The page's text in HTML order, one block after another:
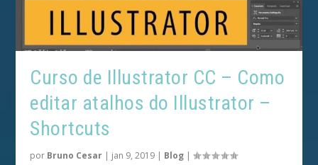
Curso de Illustrator CC – Como
editar atalhos do Illustrator –
Shortcuts
por Bruno Cesar | jan 9, 2019 | Blog |